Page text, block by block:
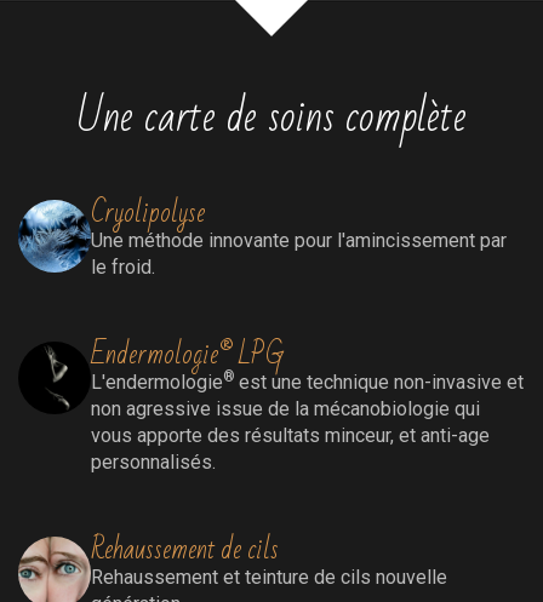
Une carte de soins complète
Cryolipolyse
Une méthode innovante pour l'amincissement par
le froid.
Endermologie® LPG
L'endermologie® est une technique non-invasive et
non agressive issue de la mécanobiologie qui
vous apporte des résultats minceur, et anti-age
personnalisés.
Rehaussement de cils
Rehaussement et teinture de cils nouvelle